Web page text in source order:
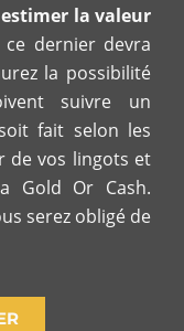
estimer la valeur
ce dernier devra
la possibilité
suivre un
fait selon les
de vos lingots et
Gold Or Cash.
serez obligé de